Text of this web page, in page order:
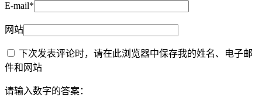
E-mail*
网站
下次发表评论时，请在此浏览器中保存我的姓名、电子邮
件和网站
请输入数字的答案：